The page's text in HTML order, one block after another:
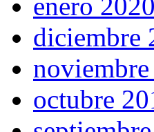
enero 2020
diciembre
octubre